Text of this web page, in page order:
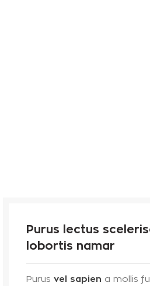
Purus lectus
lobortis namar
Purus vel sapien a mollis